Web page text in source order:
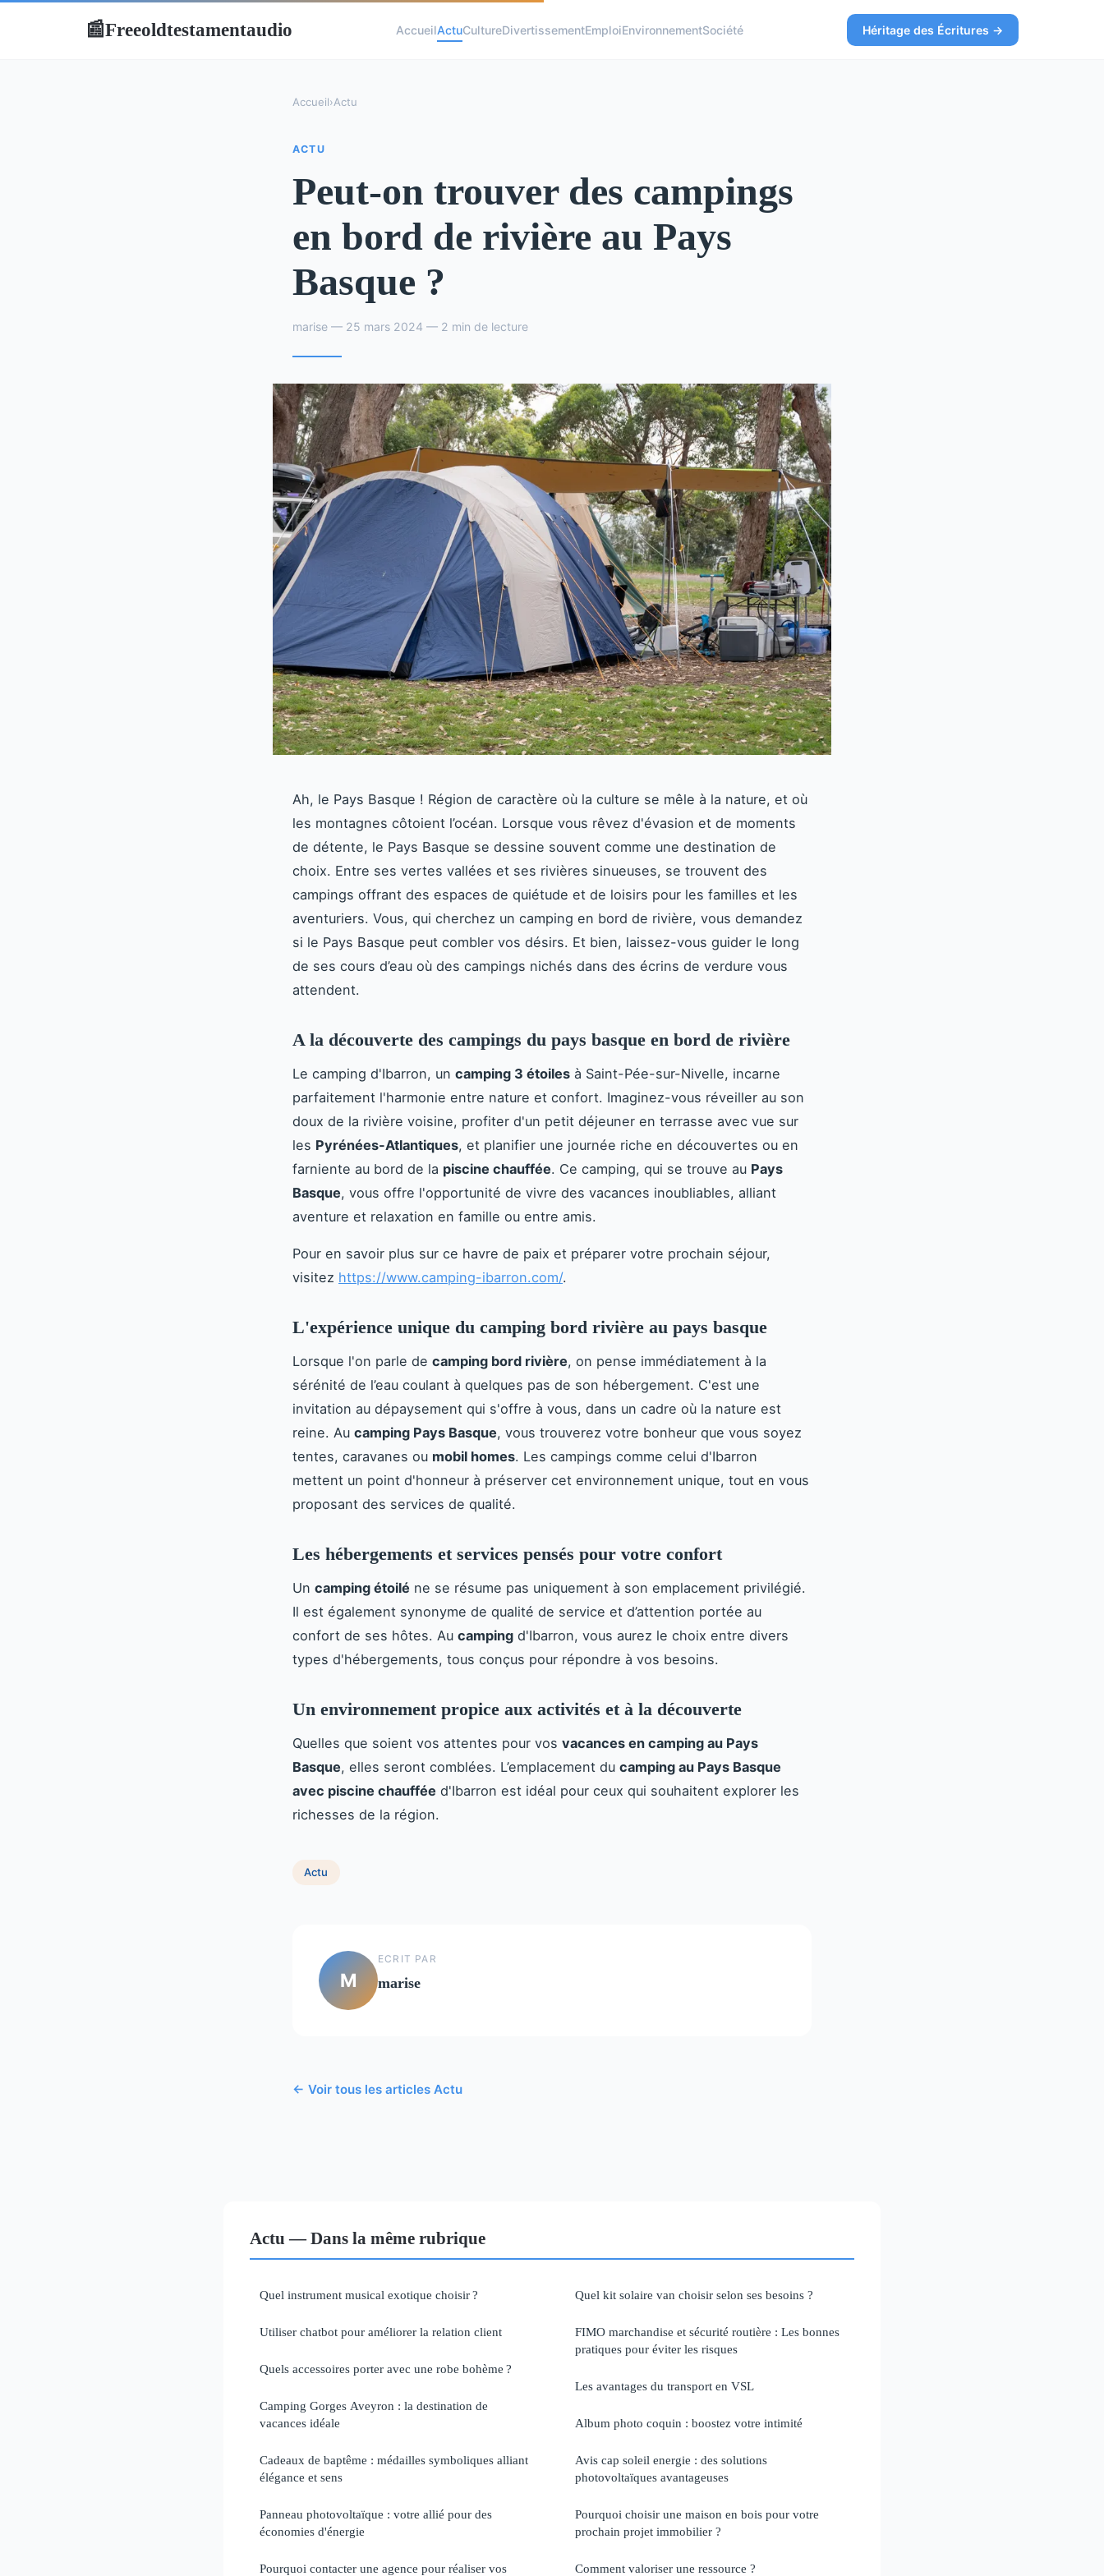
📰Freeoldtestamentaudio AccueilActuCultureDivertissementEmploiEnvironnementSociété Héritage des Écritures →
Accueil›Actu
ACTU
Peut-on trouver des campings
en bord de rivière au Pays
Basque ?
marise — 25 mars 2024 — 2 min de lecture
Ah, le Pays Basque ! Région de caractère où la culture se mêle à la nature, et où
les montagnes côtoient l’océan. Lorsque vous rêvez d'évasion et de moments
de détente, le Pays Basque se dessine souvent comme une destination de
choix. Entre ses vertes vallées et ses rivières sinueuses, se trouvent des
campings offrant des espaces de quiétude et de loisirs pour les familles et les
aventuriers. Vous, qui cherchez un camping en bord de rivière, vous demandez
si le Pays Basque peut combler vos désirs. Et bien, laissez-vous guider le long
de ses cours d’eau où des campings nichés dans des écrins de verdure vous
attendent.
A la découverte des campings du pays basque en bord de rivière
Le camping d'Ibarron, un camping 3 étoiles à Saint-Pée-sur-Nivelle, incarne
parfaitement l'harmonie entre nature et confort. Imaginez-vous réveiller au son
doux de la rivière voisine, profiter d'un petit déjeuner en terrasse avec vue sur
les Pyrénées-Atlantiques, et planifier une journée riche en découvertes ou en
farniente au bord de la piscine chauffée. Ce camping, qui se trouve au Pays
Basque, vous offre l'opportunité de vivre des vacances inoubliables, alliant
aventure et relaxation en famille ou entre amis.
Pour en savoir plus sur ce havre de paix et préparer votre prochain séjour,
visitez https://www.camping-ibarron.com/.
L'expérience unique du camping bord rivière au pays basque
Lorsque l'on parle de camping bord rivière, on pense immédiatement à la
sérénité de l’eau coulant à quelques pas de son hébergement. C'est une
invitation au dépaysement qui s'offre à vous, dans un cadre où la nature est
reine. Au camping Pays Basque, vous trouverez votre bonheur que vous soyez
tentes, caravanes ou mobil homes. Les campings comme celui d'Ibarron
mettent un point d'honneur à préserver cet environnement unique, tout en vous
proposant des services de qualité.
Les hébergements et services pensés pour votre confort
Un camping étoilé ne se résume pas uniquement à son emplacement privilégié.
Il est également synonyme de qualité de service et d’attention portée au
confort de ses hôtes. Au camping d'Ibarron, vous aurez le choix entre divers
types d'hébergements, tous conçus pour répondre à vos besoins.
Un environnement propice aux activités et à la découverte
Quelles que soient vos attentes pour vos vacances en camping au Pays
Basque, elles seront comblées. L’emplacement du camping au Pays Basque
avec piscine chauffée d'Ibarron est idéal pour ceux qui souhaitent explorer les
richesses de la région.
Actu
M
ECRIT PAR
marise
← Voir tous les articles Actu
Actu — Dans la même rubrique
Quel instrument musical exotique choisir ?
Utiliser chatbot pour améliorer la relation client
Quels accessoires porter avec une robe bohème ?
Camping Gorges Aveyron : la destination de
vacances idéale
Cadeaux de baptême : médailles symboliques alliant
élégance et sens
Panneau photovoltaïque : votre allié pour des
économies d'énergie
Pourquoi contacter une agence pour réaliser vos
Quel kit solaire van choisir selon ses besoins ?
FIMO marchandise et sécurité routière : Les bonnes
pratiques pour éviter les risques
Les avantages du transport en VSL
Album photo coquin : boostez votre intimité
Avis cap soleil energie : des solutions
photovoltaïques avantageuses
Pourquoi choisir une maison en bois pour votre
prochain projet immobilier ?
Comment valoriser une ressource ?